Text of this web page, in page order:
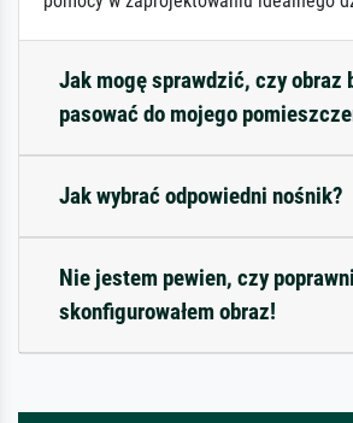
Jak mogę sprawdzić, czy obraz
pasować do mojego
Jak wybrać odpowiedni nośnik?
Nie jestem pewien, czy
skonfigurowałem obraz!